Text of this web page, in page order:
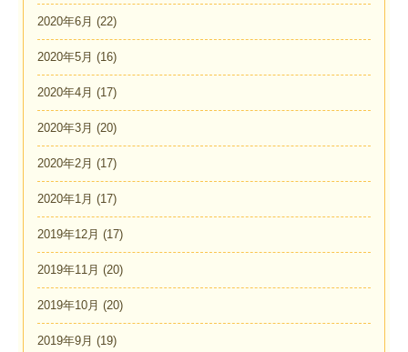
2020年6月 (22)
2020年5月 (16)
2020年4月 (17)
2020年3月 (20)
2020年2月 (17)
2020年1月 (17)
2019年12月 (17)
2019年11月 (20)
2019年10月 (20)
2019年9月 (19)